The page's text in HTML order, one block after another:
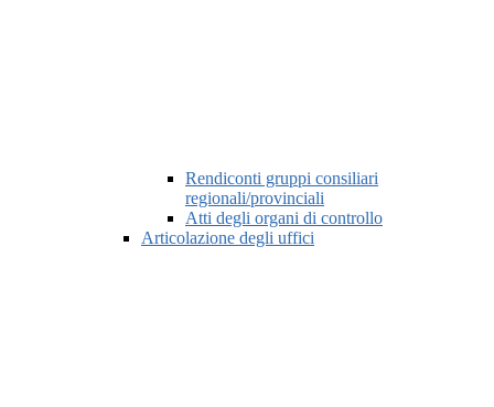
Rendiconti gruppi consiliari
regionali/provinciali
Atti degli organi di controllo
Articolazione degli uffici